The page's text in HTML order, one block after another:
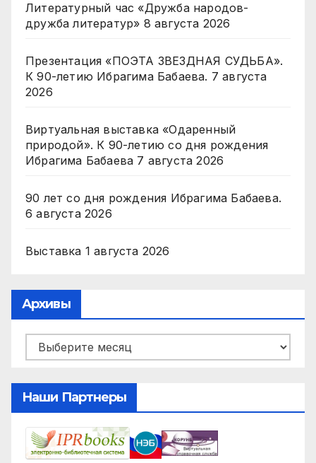
Литературный час «Дружба народов-
дружба литератур» 8 августа 2026
Презентация «ПОЭТА ЗВЕЗДНАЯ СУДЬБА».
К 90-летию Ибрагима Бабаева. 7 августа
2026
Виртуальная выставка «Одаренный
природой». К 90-летию со дня рождения
Ибрагима Бабаева 7 августа 2026
90 лет со дня рождения Ибрагима Бабаева.
6 августа 2026
Выставка 1 августа 2026
Архивы
Архивы
Наши Партнеры